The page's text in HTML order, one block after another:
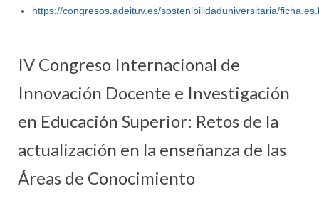
https://congresos.adeituv.es/sostenibilidaduniversitaria/
IV Congreso Internacional de
Innovación Docente e Investigación
en Educación Superior: Retos de la
actualización en la enseñanza de las
Áreas de Conocimiento